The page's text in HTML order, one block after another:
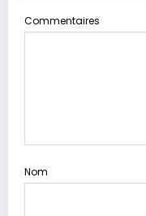
Commentaires
Nom